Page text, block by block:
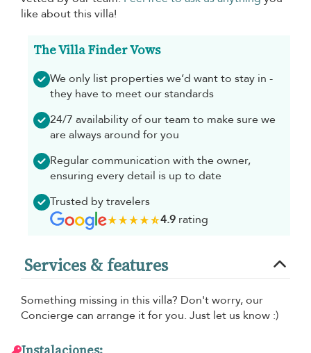
like about this villa!
The Villa Finder Vows
We only list properties we’d want to stay in -
they have to meet our standards
24/7 availability of our team to make sure we
are always around for you
Regular communication with the owner,
ensuring every detail is up to date
Trusted by travelers
4.9rating
Services & features
Something missing in this villa? Don't worry, our
Concierge can arrange it for you. Just let us know :)